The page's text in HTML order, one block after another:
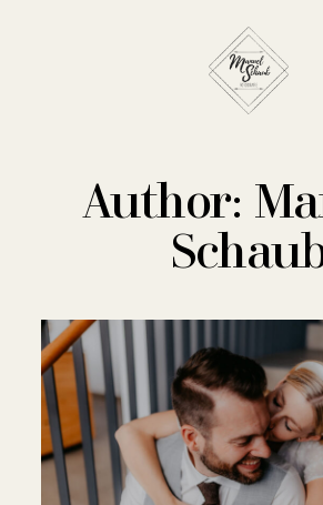
Blog
Leistungen
Author: